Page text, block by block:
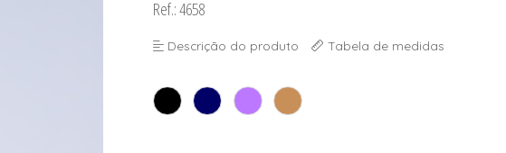
Ref.: 4658
Descrição do produto Tabela de medidas